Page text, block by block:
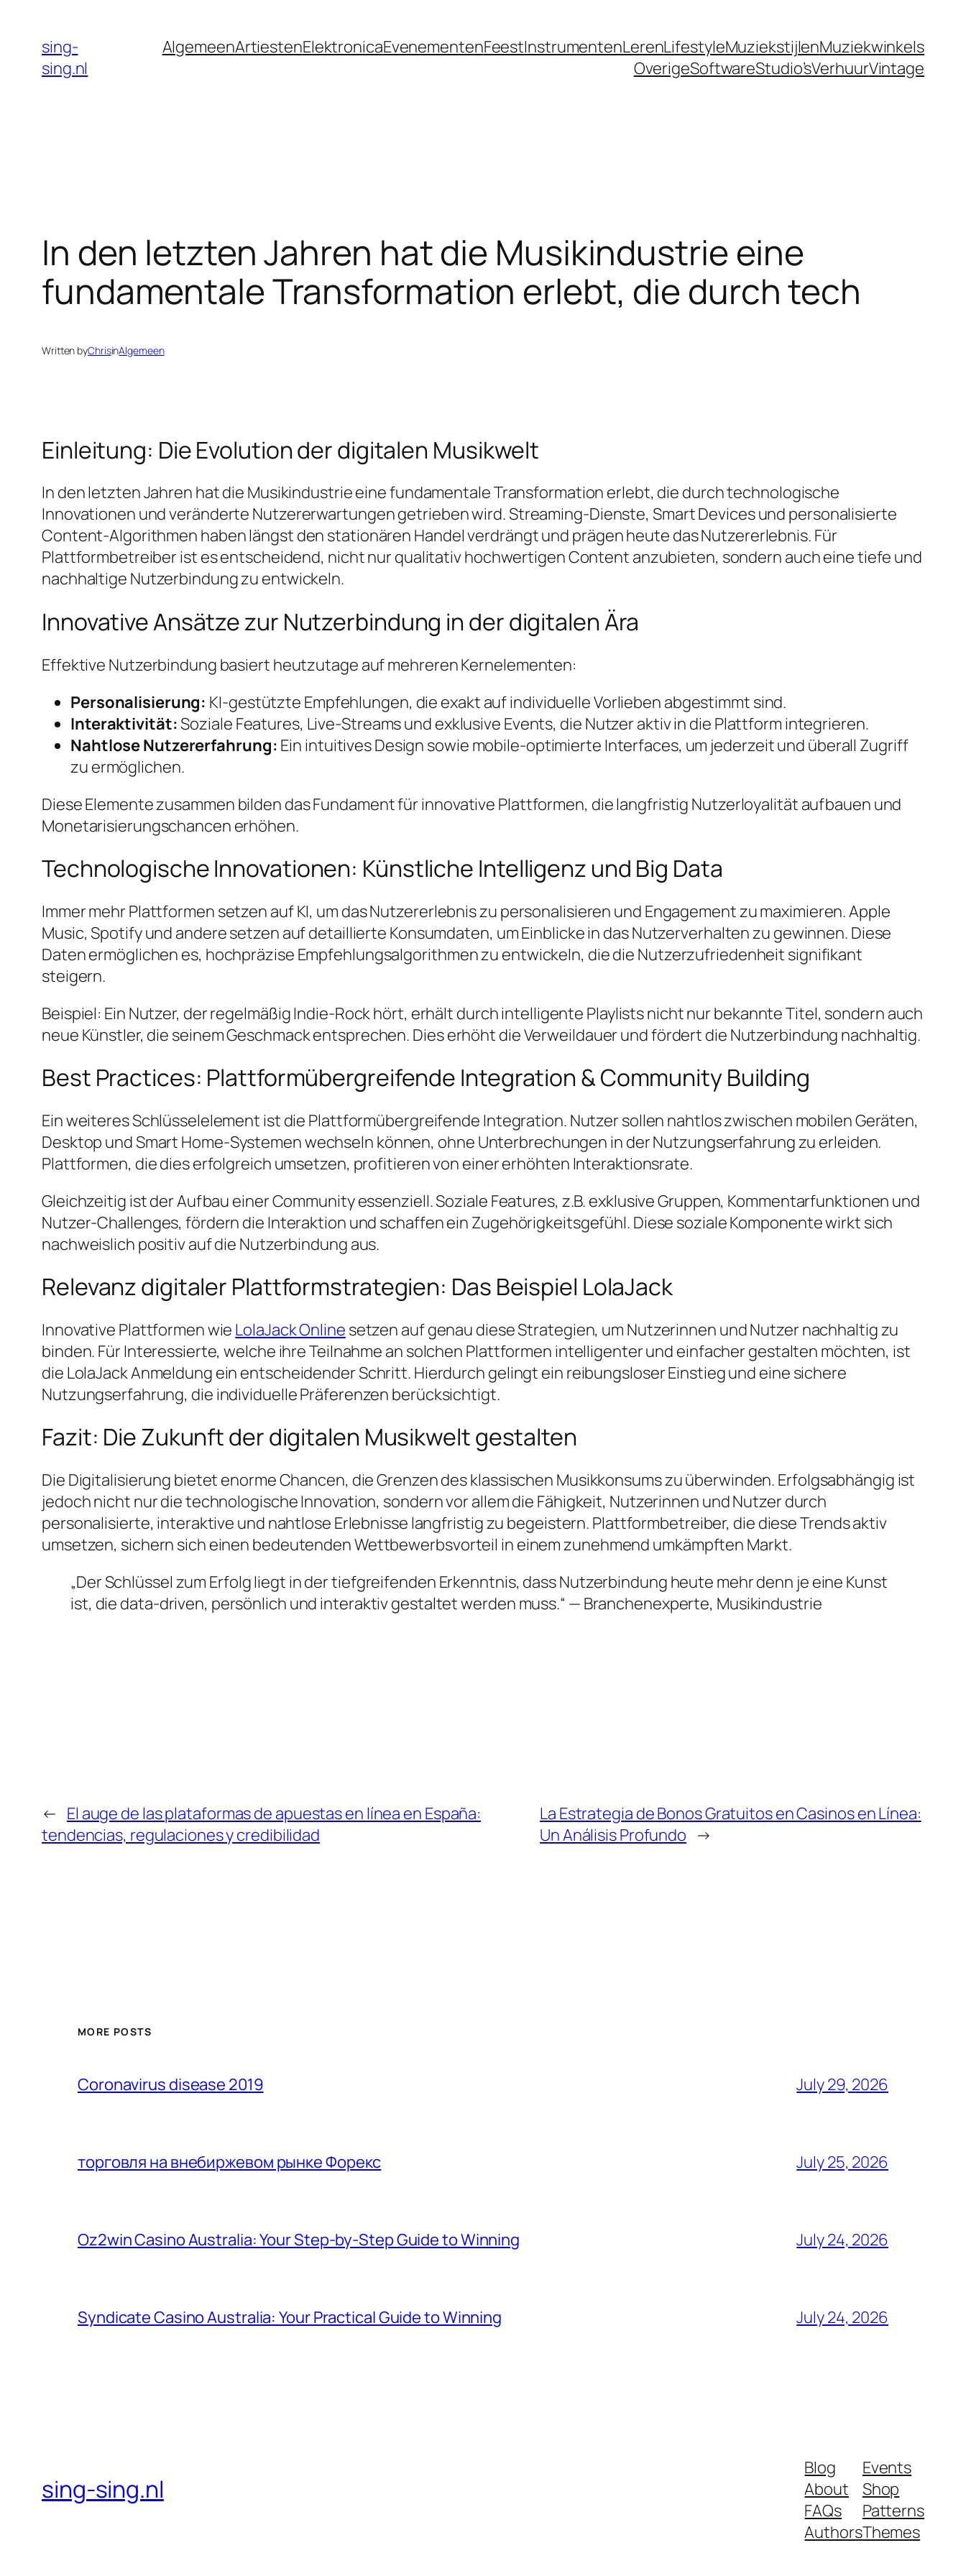
content
sing-
sing.nl
AlgemeenArtiestenElektronicaEvenementenFeestInstrumentenLerenLifestyleMuziekstijlenMuziekwinkels
OverigeSoftwareStudio’sVerhuurVintage
In den letzten Jahren hat die Musikindustrie eine
fundamentale Transformation erlebt, die durch tech
Written byChrisinAlgemeen
Einleitung: Die Evolution der digitalen Musikwelt
In den letzten Jahren hat die Musikindustrie eine fundamentale Transformation erlebt, die durch technologische
Innovationen und veränderte Nutzererwartungen getrieben wird. Streaming-Dienste, Smart Devices und personalisierte
Content-Algorithmen haben längst den stationären Handel verdrängt und prägen heute das Nutzererlebnis. Für
Plattformbetreiber ist es entscheidend, nicht nur qualitativ hochwertigen Content anzubieten, sondern auch eine tiefe und
nachhaltige Nutzerbindung zu entwickeln.
Innovative Ansätze zur Nutzerbindung in der digitalen Ära
Effektive Nutzerbindung basiert heutzutage auf mehreren Kernelementen:
Personalisierung: KI-gestützte Empfehlungen, die exakt auf individuelle Vorlieben abgestimmt sind.
Interaktivität:Soziale Features, Live-Streams und exklusive Events, die Nutzer aktiv in die Plattform integrieren.
Nahtlose Nutzererfahrung: Ein intuitives Design sowie mobile-optimierte Interfaces, um jederzeit und überall Zugriff
zu ermöglichen.
Diese Elemente zusammen bilden das Fundament für innovative Plattformen, die langfristig Nutzerloyalität aufbauen und
Monetarisierungschancen erhöhen.
Technologische Innovationen: Künstliche Intelligenz und Big Data
Immer mehr Plattformen setzen auf KI, um das Nutzererlebnis zu personalisieren und Engagement zu maximieren. Apple
Music, Spotify und andere setzen auf detaillierte Konsumdaten, um Einblicke in das Nutzerverhalten zu gewinnen. Diese
Daten ermöglichen es, hochpräzise Empfehlungsalgorithmen zu entwickeln, die die Nutzerzufriedenheit signifikant
steigern.
Beispiel: Ein Nutzer, der regelmäßig Indie-Rock hört, erhält durch intelligente Playlists nicht nur bekannte Titel, sondern auch
neue Künstler, die seinem Geschmack entsprechen. Dies erhöht die Verweildauer und fördert die Nutzerbindung nachhaltig.
Best Practices: Plattformübergreifende Integration & Community Building
Ein weiteres Schlüsselelement ist die Plattformübergreifende Integration. Nutzer sollen nahtlos zwischen mobilen Geräten,
Desktop und Smart Home-Systemen wechseln können, ohne Unterbrechungen in der Nutzungserfahrung zu erleiden.
Plattformen, die dies erfolgreich umsetzen, profitieren von einer erhöhten Interaktionsrate.
Gleichzeitig ist der Aufbau einer Community essenziell. Soziale Features, z.B. exklusive Gruppen, Kommentarfunktionen und
Nutzer-Challenges, fördern die Interaktion und schaffen ein Zugehörigkeitsgefühl. Diese soziale Komponente wirkt sich
nachweislich positiv auf die Nutzerbindung aus.
Relevanz digitaler Plattformstrategien: Das Beispiel LolaJack
Innovative Plattformen wie LolaJack Online setzen auf genau diese Strategien, um Nutzerinnen und Nutzer nachhaltig zu
binden. Für Interessierte, welche ihre Teilnahme an solchen Plattformen intelligenter und einfacher gestalten möchten, ist
die LolaJack Anmeldung ein entscheidender Schritt. Hierdurch gelingt ein reibungsloser Einstieg und eine sichere
Nutzungserfahrung, die individuelle Präferenzen berücksichtigt.
Fazit: Die Zukunft der digitalen Musikwelt gestalten
Die Digitalisierung bietet enorme Chancen, die Grenzen des klassischen Musikkonsums zu überwinden. Erfolgsabhängig ist
jedoch nicht nur die technologische Innovation, sondern vor allem die Fähigkeit, Nutzerinnen und Nutzer durch
personalisierte, interaktive und nahtlose Erlebnisse langfristig zu begeistern. Plattformbetreiber, die diese Trends aktiv
umsetzen, sichern sich einen bedeutenden Wettbewerbsvorteil in einem zunehmend umkämpften Markt.
„Der Schlüssel zum Erfolg liegt in der tiefgreifenden Erkenntnis, dass Nutzerbindung heute mehr denn je eine Kunst
ist, die data-driven, persönlich und interaktiv gestaltet werden muss.“ — Branchenexperte, Musikindustrie
← El auge de las plataformas de apuestas en línea en España:
tendencias, regulaciones y credibilidad
La Estrategia de Bonos Gratuitos en Casinos en Línea:
Un Análisis Profundo →
MORE POSTS
Coronavirus disease 2019 July 29, 2026
торговля на внебиржевом рынке Форекс July 25, 2026
Oz2win Casino Australia: Your Step-by-Step Guide to Winning July 24, 2026
Syndicate Casino Australia: Your Practical Guide to Winning July 24, 2026
sing-sing.nl
Blog
About
FAQs
Authors
Events
Shop
Patterns
Themes